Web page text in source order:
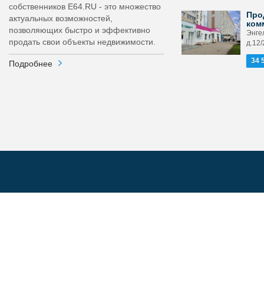
собственников E64.RU - это множество
актуальных возможностей,
позволяющих быстро и эффективно
продать свои объекты недвижимости.
Подробнее
д.12/
34